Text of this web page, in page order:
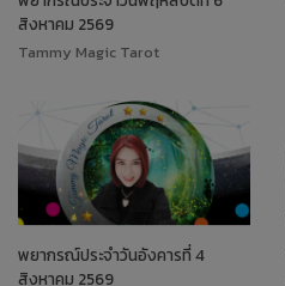
สิงหาคม 2569
Tammy Magic Tarot
พยากรณ์ประจำวันอังคารที่ 4
สิงหาคม 2569